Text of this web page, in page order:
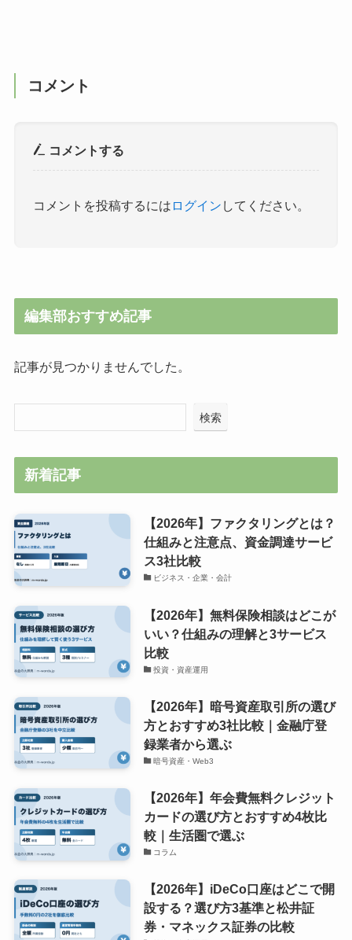
コメント
コメントする
コメントを投稿するには ログイン してください。
編集部おすすめ記事
記事が見つかりませんでした。
検索
新着記事
【2026年】ファクタリングとは？
仕組みと注意点、資金調達サービ
ス3社比較
ビジネス・企業・会計
【2026年】無料保険相談はどこが
いい？仕組みの理解と3サービス
比較
投資・資産運用
【2026年】暗号資産取引所の選び
方とおすすめ3社比較｜金融庁登
録業者から選ぶ
暗号資産・Web3
【2026年】年会費無料クレジット
カードの選び方とおすすめ4枚比
較｜生活圏で選ぶ
コラム
【2026年】iDeCo口座はどこで開
設する？選び方3基準と松井証
券・マネックス証券の比較